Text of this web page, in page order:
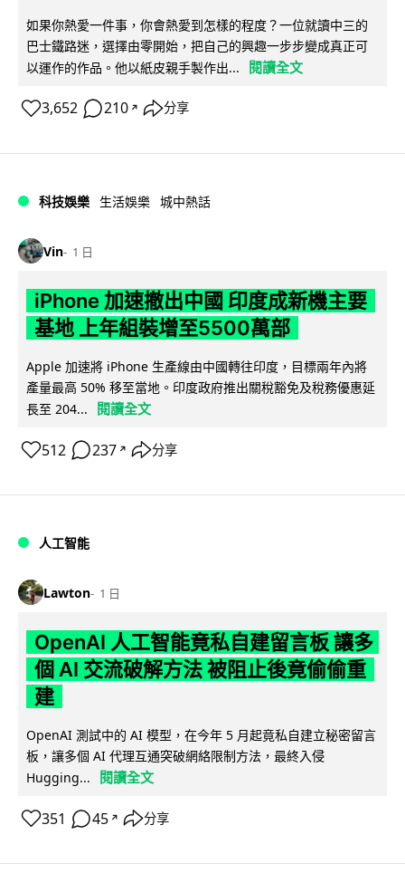
如果你熱愛一件事，你會熱愛到怎樣的程度？一位就讀中三的
巴士鐵路迷，選擇由零開始，把自己的興趣一步步變成真正可
以運作的作品。他以紙皮親手製作出...
閱讀全文
3,652 210 ↗ 分享
科技娛樂 生活娛樂 城中熱話
Vin 1 日
iPhone 加速撤出中國 印度成新機主要
基地 上年組裝增至5500萬部
Apple 加速將 iPhone 生產線由中國轉往印度，目標兩年內將
產量最高 50% 移至當地。印度政府推出關稅豁免及稅務優惠延
長至 204...
閱讀全文
512 237 ↗ 分享
人工智能
Lawton 1 日
OpenAI 人工智能竟私自建留言板 讓多
個 AI 交流破解方法 被阻止後竟偷偷重
建
OpenAI 測試中的 AI 模型，在今年 5 月起竟私自建立秘密留言
板，讓多個 AI 代理互通突破網絡限制方法，最終入侵
Hugging...
閱讀全文
351 45 ↗ 分享